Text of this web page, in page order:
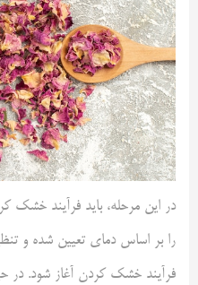
در این مرحله، باید فرآیند خشک
را بر اساس دمای تعیین شده و
فرآیند خشک کردن آغاز شود. در